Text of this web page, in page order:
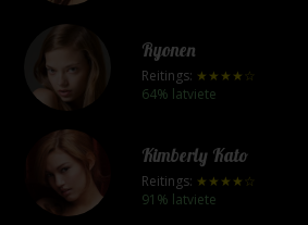
Ryonen
Reitings: ★★★★☆
64% latviete
Kimberly Kato
Reitings: ★★★★☆
91% latviete